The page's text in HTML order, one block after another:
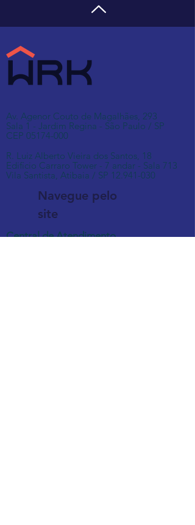
Av. Agenor Couto de Magalhães, 293
Sala 1 - Jardim Regina - São Paulo / SP
CEP 05174-000
R. Luiz Alberto Vieira dos Santos, 18
Edifício Carraro Tower - 7 andar - Sala 713
Vila Santista, Atibaia / SP 12.941-030
Navegue pelo
site
Central de Atendimento